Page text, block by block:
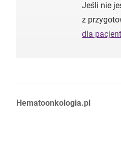
Jeśli nie
z
dla
Autorzy:
Hematoonkologia.pl